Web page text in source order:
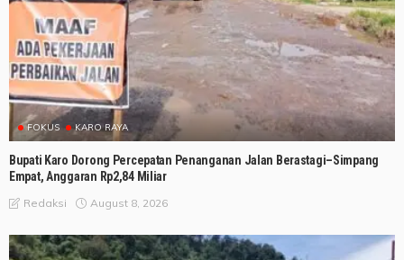
FOKUS KARO RAYA
Bupati Karo Dorong Percepatan Penanganan Jalan Berastagi–Simpang
Empat, Anggaran Rp2,84 Miliar
Redaksi August 8, 2026